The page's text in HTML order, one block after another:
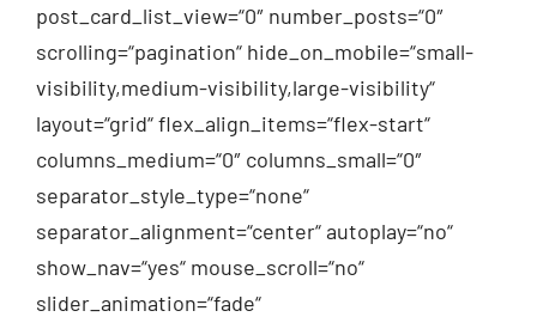
post_card_list_view=“0″ number_posts=“0″
scrolling=“pagination“ hide_on_mobile=“small-
visibility,medium-visibility,large-visibility“
layout=“grid“ flex_align_items=“flex-start“
columns_medium=“0″ columns_small=“0″
separator_style_type=“none“
separator_alignment=“center“ autoplay=“no“
show_nav=“yes“ mouse_scroll=“no“
slider_animation=“fade“